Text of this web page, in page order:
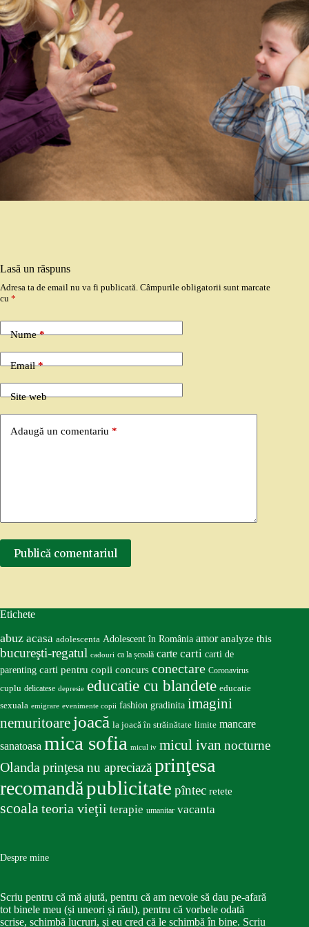
Lasă un răspuns
Adresa ta de email nu va fi publicată. Câmpurile obligatorii sunt marcate
cu *
Nume*
Email*
Site web
Adaugă un comentariu *
Publică comentariul
Etichete
abuz acasa adolescenta Adolescent în România amor analyze this
bucureşti-regatul cadouri ca la școală carte carti carti de
parenting carti pentru copii concurs conectare Coronavirus
cuplu delicatese depresie educatie cu blandete educatie
sexuala emigrare evenimente copii fashion gradinita imagini
nemuritoare joacă la joacă în străinătate limite mancare
sanatoasa mica sofia micul iv micul ivan nocturne
Olandaprinţesa nu apreciazăprinţesa
recomandăpublicitate pîntec retete
scoalateoria vieţii terapie umanitar vacanta
Despre mine
Scriu pentru că mă ajută, pentru că am nevoie să dau pe-afară
tot binele meu (și uneori și răul), pentru că vorbele odată
scrise, schimbă lucruri, și eu cred că le schimbă în bine. Scriu